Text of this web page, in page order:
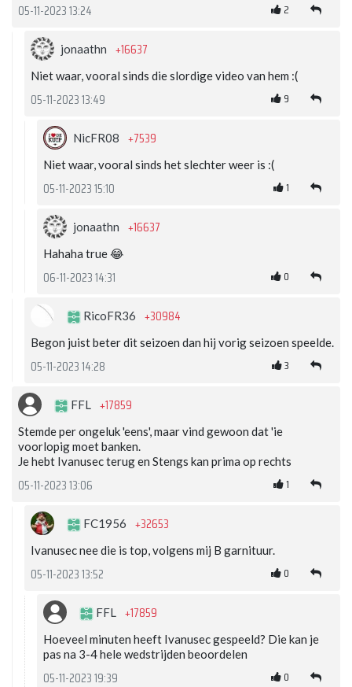
05-11-2023 13:24 2
jonaathn +16637
Niet waar, vooral sinds die slordige video van hem :(
05-11-2023 13:49 9
NicFR08 +7539
Niet waar, vooral sinds het slechter weer is :(
05-11-2023 15:10 1
jonaathn +16637
Hahaha true 😂
06-11-2023 14:31 0
RicoFR36 +30984
Begon juist beter dit seizoen dan hij vorig seizoen speelde.
05-11-2023 14:28 3
FFL +17859
Stemde per ongeluk 'eens', maar vind gewoon dat 'ie
voorlopig moet banken.
Je hebt Ivanusec terug en Stengs kan prima op rechts
05-11-2023 13:06 1
FC1956 +32653
Ivanusec nee die is top, volgens mij B garnituur.
05-11-2023 13:52 0
FFL +17859
Hoeveel minuten heeft Ivanusec gespeeld? Die kan je
pas na 3-4 hele wedstrijden beoordelen
05-11-2023 19:39 0